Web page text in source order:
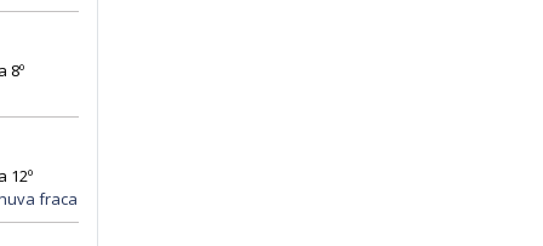
8º
12º
fraca